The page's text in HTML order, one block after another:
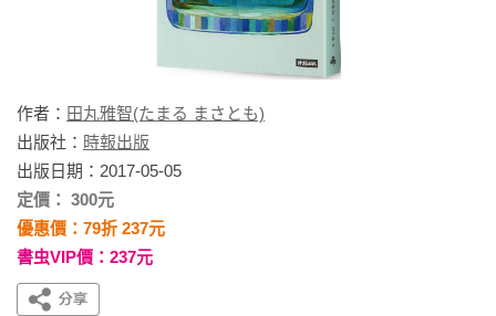
作者： 田丸雅智(たまる まさとも)
出版社： 時報出版
出版日期：2017-05-05
定價： 300元
優惠價：79折 237元
書虫VIP價：237元